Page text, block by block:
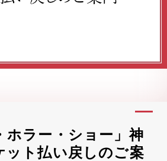
ホラー・ショー」神
ット払い戻しのご案